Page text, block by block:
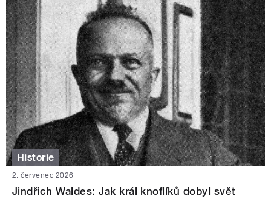
Historie
2. červenec 2026
Jindřich Waldes: Jak král knoflíků dobyl svět